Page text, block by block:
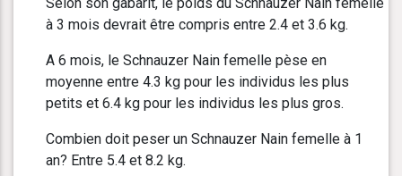
à 3 mois devrait être compris entre 2.4 et 3.6 kg.
A 6 mois, le Schnauzer Nain femelle pèse en
moyenne entre 4.3 kg pour les individus les plus
petits et 6.4 kg pour les individus les plus gros.
Combien doit peser un Schnauzer Nain femelle à 1
an? Entre 5.4 et 8.2 kg.